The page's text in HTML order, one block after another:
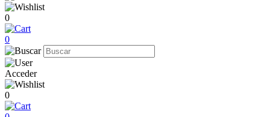
0
0
Acceder
0